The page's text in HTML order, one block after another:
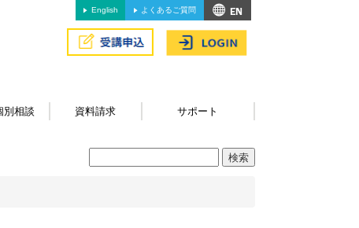
English よくあるご質問
別相談 資料請求 サポート